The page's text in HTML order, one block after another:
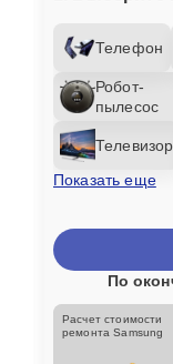
Телефон
Робот-
пылесос
Телевизор
Показать еще
По
Расчет стоимости
ремонта Samsung